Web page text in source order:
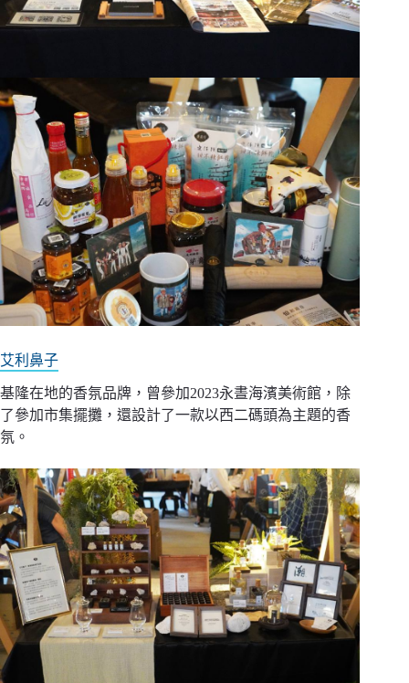
艾利鼻子
基隆在地的香氛品牌，曾參加2023永晝海濱美術館，除
了參加市集擺攤，還設計了一款以西二碼頭為主題的香
氛。